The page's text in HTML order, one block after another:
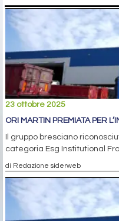
23 ottobre 2025
ORI MARTIN PREMIATA PER
Il gruppo bresciano
categoria Esg Institutional
di Redazione siderweb